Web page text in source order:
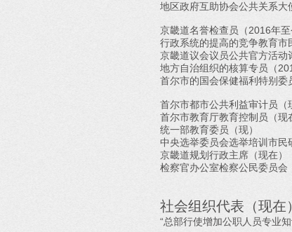
地区政府互助协会公共关系大
京畿道名誉检查员（2016年至
行政系统的提高的竞争教育市
京畿道议会议员公共官方活动
地方自治组织的核算专员（
首尔市的国会保健福利特别委
首尔市都市公共利益审计员（
首尔市教育厅教育控制员（现
统一部教育委员（现）
中央选举委员会选举培训市民
京畿道规划行政主席（现在）
检察官办公室检察公民委员会
社会组织代表（现在）
“总部行使增加公职人员专业